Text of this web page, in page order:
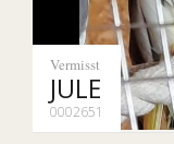
Vermisst
JULE
0002651